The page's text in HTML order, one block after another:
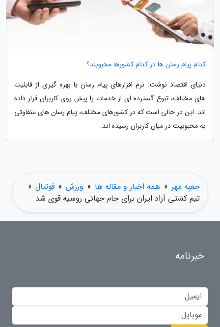
کدام پیام رسان ها در کدام کشورها محبوبند؟
دنیای اقتصاد نوشت: نرم افزارهای پیام رسان با بهره گیری از قابلیت
های مختلف، تنوع گسترده ای از خدمات را پیش روی کاربران قرار داده
اند. این در حالی است که در کشورهای مختلف، پیام رسان های متفاوتی
به محبوبیت در میان کاربران رسیده اند.
جعبه مهر » همه اخبار و مقاله ها » ورزش » فوتبال »
تیم کشتی آزاد ایران برای جام جهانی روسیه قوی شد
خبرنامه